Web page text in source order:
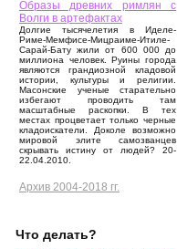
Образы древних римлян с
Волги в артефактах
Долгие тысячелетия в Иделе-
Риме-Мемфисе-Мицраиме-Итиле-
Сарай-Бату жили от 600 000 до
миллиона человек. Руины города
являются грандиозной кладовой
истории, культуры и религии.
Масонские ученые старательно
избегают проводить там
масштабные раскопки. В тех
местах процветает только черные
кладоискатели. Доколе возможно
мировой элите самозванцев
скрывать истину от людей? 20-
22.04.2010.
Архив 2004-2018 гг.
Что делать?